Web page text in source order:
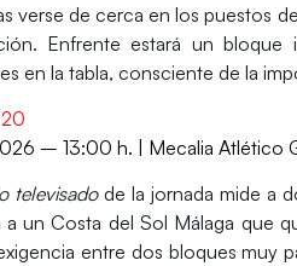
verse de cerca en los puestos de
Enfrente estará un
en la tabla, consciente de la
– 13:00 h. | Mecalia Atlético
televisadode la jornada mide a
a un Costa del Sol Málaga que
entre dos bloques muy